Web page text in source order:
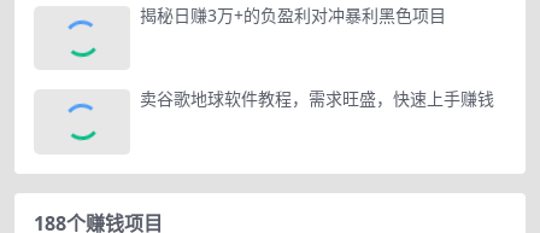
揭秘日赚3万+的负盈利对冲暴利黑色项目
卖谷歌地球软件教程，需求旺盛，快速上手赚钱
188个赚钱项目